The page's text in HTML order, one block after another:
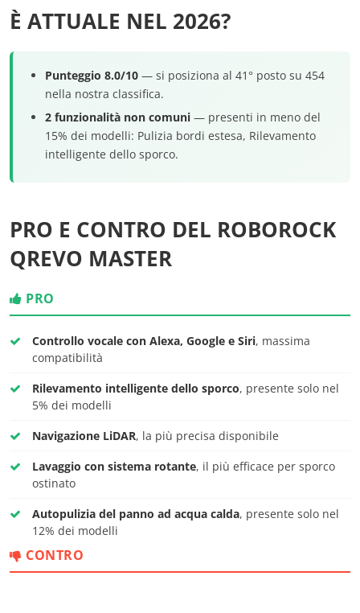
È ATTUALE NEL 2026?
Punteggio 8.0/10 — si posiziona al 41° posto su 454
nella nostra classifica.
2 funzionalità non comuni — presenti in meno del
15% dei modelli: Pulizia bordi estesa, Rilevamento
intelligente dello sporco.
PRO E CONTRO DEL ROBOROCK
QREVO MASTER
PRO
Controllo vocale con Alexa, Google e Siri, massima
compatibilità
Rilevamento intelligente dello sporco, presente solo nel
5% dei modelli
Navigazione LiDAR, la più precisa disponibile
Lavaggio con sistema rotante, il più efficace per sporco
ostinato
Autopulizia del panno ad acqua calda, presente solo nel
12% dei modelli
CONTRO